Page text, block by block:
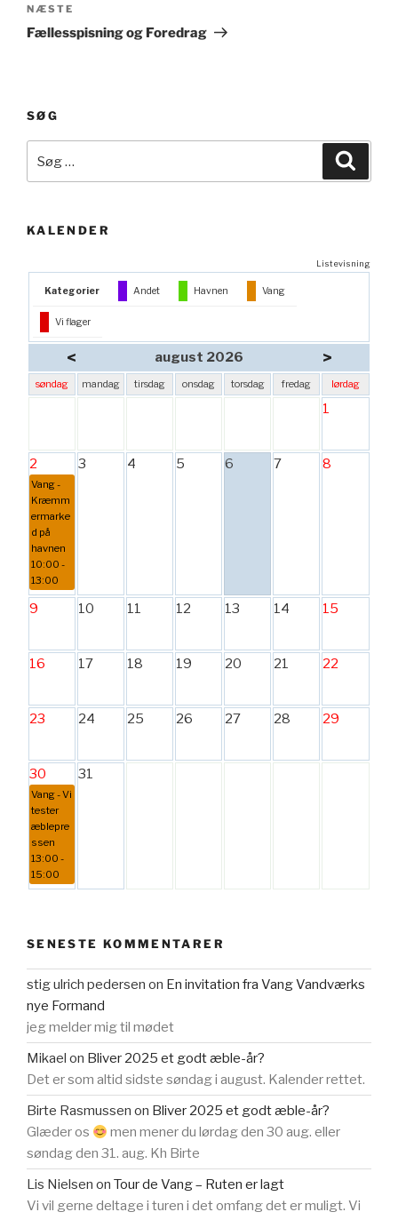
Næste
indlæg
NÆSTE
Fællesspisning og Foredrag
SØG
efter:
KALENDER
Listevisning
Kategorier Andet Havnen Vang
Vi flager
< august 2026 >
søndag mandag tirsdag onsdag torsdag fredag lørdag
1
2
Vang -
Kræmm
ermarke
d på
havnen
10:00 -
13:00
3 4 5 6 7 8
9 10 11 12 13 14 15
16 17 18 19 20 21 22
23 24 25 26 27 28 29
30
Vang - Vi
tester
æblepre
ssen
13:00 -
15:00
31
SENESTE KOMMENTARER
stig ulrich pedersen on En invitation fra Vang Vandværks
nye Formand
jeg melder mig til mødet
Mikael on Bliver 2025 et godt æble-år?
Det er som altid sidste søndag i august. Kalender rettet.
Birte Rasmussen on Bliver 2025 et godt æble-år?
Glæder os
men mener du lørdag den 30 aug. eller
søndag den 31. aug. Kh Birte
Lis Nielsen on Tour de Vang – Ruten er lagt
Vi vil gerne deltage i turen i det omfang det er muligt. Vi